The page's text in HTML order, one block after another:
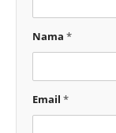
Nama *
Email *